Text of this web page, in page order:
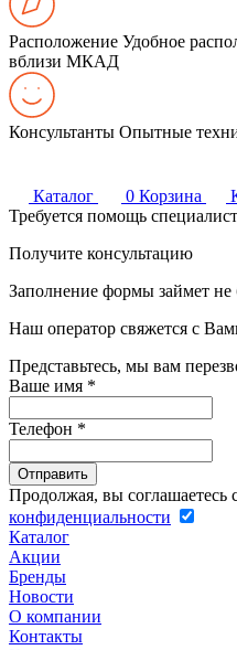
Расположение Удобное
вблизи МКАД
Консультанты Опытные
Каталог 0 Корзина
Требуется помощь
Получите консультацию
Заполнение формы займет
Наш оператор свяжется с
Представьтесь, мы вам
Ваше имя *
Телефон *
Продолжая, вы соглашаетесь
конфиденциальности
Каталог
Акции
Бренды
Новости
О компании
Контакты